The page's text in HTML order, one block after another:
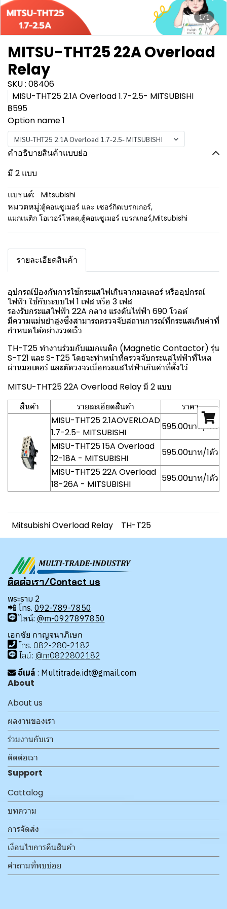
1/1
MITSU-THT25 22A Overload
Relay
SKU : 08406
MISU-THT25 2.1A Overload 1.7-2.5- MITSUBISHI
฿595
Option name 1
MISU-THT25 2.1A Overload 1.7-2.5- MITSUBISHI
คำอธิบายสินค้าแบบย่อ
มี 2 แบบ
แบรนด์:
Mitsubishi
หมวดหมู่:ตู้คอนซูเมอร์ และ เซอร์กิตเบรกเกอร์,
แมกเนติก โอเวอร์โหลด,ตู้คอนซูเมอร์ เบรกเกอร์,Mitsubishi
รายละเอียดสินค้า
อุปกรณ์ป้องกันการใช้กระแสไฟเกินจากมอเตอร์ หรืออุปกรณ์
ไฟฟ้า ใช้กับระบบไฟ 1 เฟส หรือ 3 เฟส
รองรับกระแสไฟฟ้า 22A กลาง แรงดันไฟฟ้า 690 โวลต์
มีความแม่นยำสูงซึ่งสามารถตรวจจับสถานการณ์ที่กระแสเกินค่าที่
กำหนดได้อย่างรวดเร็ว
TH-T25 ทำงานร่วมกับแมกเนติก (Magnetic Contactor) รุ่น
S-T21 และ S-T25 โดยจะทำหน้าที่ตรวจจับกระแสไฟฟ้าที่ไหล
ผ่านมอเตอร์ และตัดวงจรเมื่อกระแสไฟฟ้าเกินค่าที่ตั้งไว้
MITSU-THT25 22A Overload Relay มี 2 แบบ
สินค้า
รายละเอียดสินค้า
ราคา
MISU-THT25 2.1AOVERLOAD
1.7-2.5- MITSUBISHI
595.00บาท/1ตัว
MISU-THT25 15A Overload
12-18A - MITSUBISHI
595.00บาท/1ตัว
MISU-THT25 22A Overload
18-26A - MITSUBISHI
595.00บาท/1ตัว
Mitsubishi Overload Relay TH-T25
ติดต่อเรา/Contact us
พระราม 2
📲 โทร. 092-789-7850
ไลน์: @m-0927897850
เอกชัย กาญจนาภิเษก
โทร. 082-280-2182
ไลน์: @m0822802182
อีเมล์ : Multitrade.idt@gmail.com
About
About us
ผลงานของเรา
ร่วมงานกับเรา
ติดต่อเรา
Support
Cattalog
บทความ
การจัดส่ง
เงื่อนไขการคืนสินค้า
คำถามที่พบบ่อย